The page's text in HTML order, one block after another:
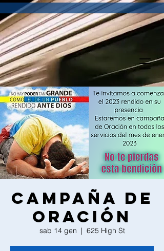
Campaña de
Oración
sab 14 gen
  |
625 High St